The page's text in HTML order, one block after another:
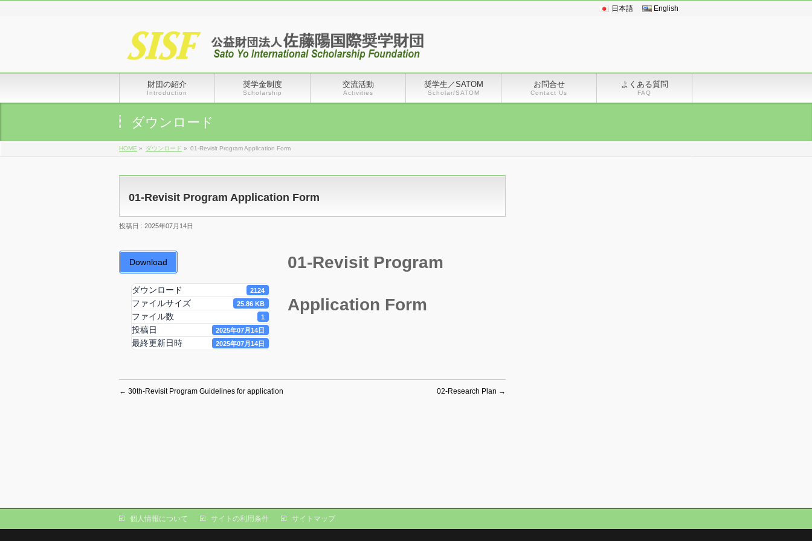
日本語 English
財団の紹介
Introduction
奨学金制度
Scholarship
交流活動
Activities
奨学生／SATOM
Scholar/SATOM
お問合せ
Contact Us
よくある質問
FAQ
ダウンロード
HOME » ダウンロード » 01-Revisit Program Application Form
01-Revisit Program Application Form
投稿日 : 2025年07月14日
Download
ダウンロード 2124
ファイルサイズ 25.86 KB
ファイル数 1
投稿日 2025年07月14日
最終更新日時 2025年07月14日
01-Revisit Program
Application Form
← 30th-Revisit Program Guidelines for application 02-Research Plan →
個人情報について サイトの利用条件 サイトマップ